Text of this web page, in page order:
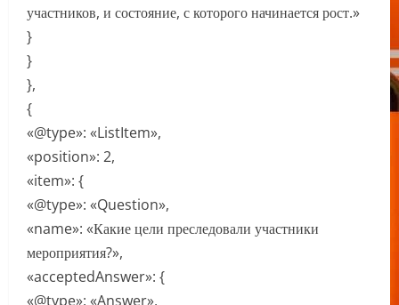
участников, и состояние, с которого начинается рост.»
}
}
},
{
«@type»: «ListItem»,
«position»: 2,
«item»: {
«@type»: «Question»,
«name»: «Какие цели преследовали участники
мероприятия?»,
«acceptedAnswer»: {
«@type»: «Answer»,